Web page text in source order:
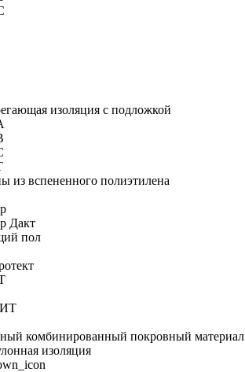
изоляция с подложкой
из вспененного полиэтилена
Дакт
пол
комбинированный покровный материал
изоляция